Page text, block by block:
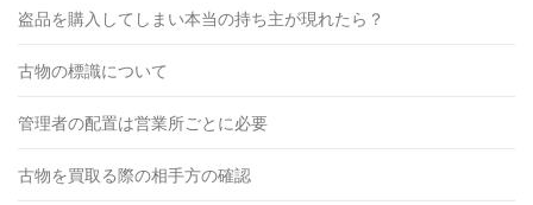
盗品を購入してしまい本当の持ち主が現れたら？
古物の標識について
管理者の配置は営業所ごとに必要
古物を買取る際の相手方の確認